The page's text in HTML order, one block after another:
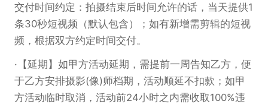
交付时间约定：拍摄结束后时间允许的话，当天提供1
条30秒短视频（默认包含）；如有新增需剪辑的短视
频，根据双方约定时间交付。
【延期】如甲方活动延期，需提前一周告知乙方，便
于乙方安排摄影(像)师档期，活动顺延不扣款；如甲
方活动临时取消，活动前24小时之内需收取100%违